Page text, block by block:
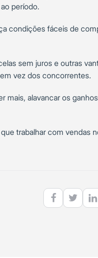
período.
condições fáceis de
sem juros e outras
vez dos concorrentes.
mais, alavancar os
trabalhar com vendas